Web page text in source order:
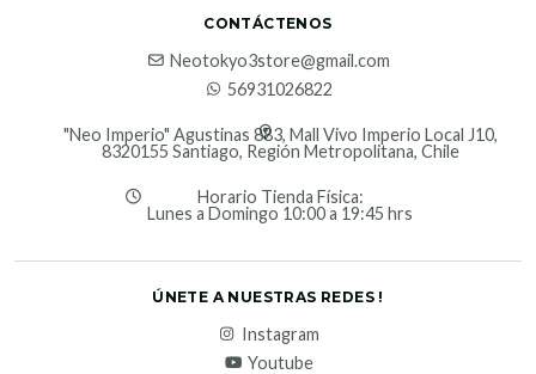
CONTÁCTENOS
Neotokyo3store@gmail.com
56931026822
"Neo Imperio" Agustinas 883, Mall Vivo Imperio Local J10,
8320155 Santiago, Región Metropolitana, Chile
Horario Tienda Física:
Lunes a Domingo 10:00 a 19:45 hrs
ÚNETE A NUESTRAS REDES !
Instagram
Youtube